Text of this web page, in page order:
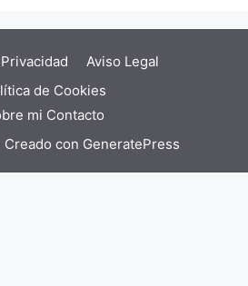
Aviso Legal
de Cookies
mi Contacto
Creado con GeneratePress